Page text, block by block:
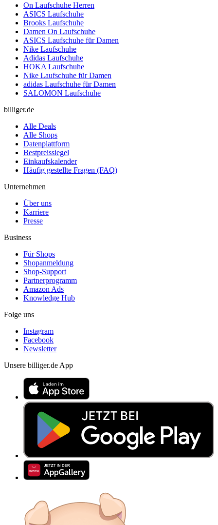
On Laufschuhe Herren
ASICS Laufschuhe
Brooks Laufschuhe
Damen On Laufschuhe
ASICS Laufschuhe für Damen
Nike Laufschuhe
Adidas Laufschuhe
HOKA Laufschuhe
Nike Laufschuhe für Damen
adidas Laufschuhe für Damen
SALOMON Laufschuhe
billiger.de
Alle Deals
Alle Shops
Datenplattform
Bestpreissiegel
Einkaufskalender
Häufig gestellte Fragen (FAQ)
Unternehmen
Über uns
Karriere
Presse
Business
Für Shops
Shopanmeldung
Shop-Support
Partnerprogramm
Amazon Ads
Knowledge Hub
Folge uns
Instagram
Facebook
Newsletter
Unsere billiger.de App